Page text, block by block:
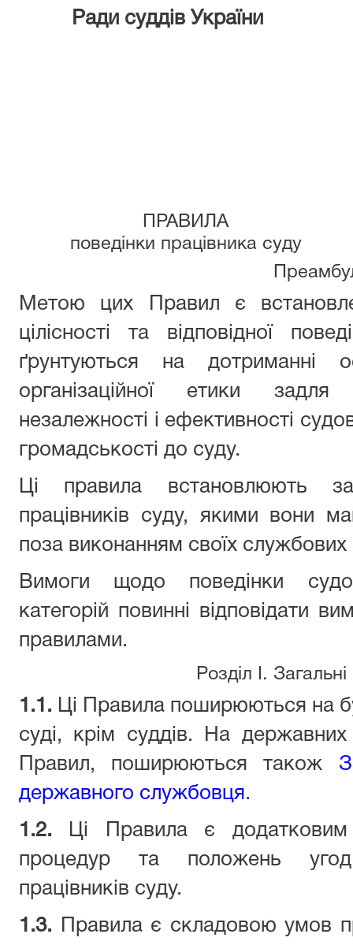
Ради суддів України
ПРАВИЛА
поведінки працівника суду
Метою цих Правил є
цілісності та відповідної
ґрунтуються на дотриманні
організаційної етики задля
незалежності і ефективності
громадськості до суду.
Ці правила встановлюють
працівників суду, якими вони
поза виконанням своїх службових
Вимоги щодо поведінки
категорій повинні відповідати
правилами.
Розділ I.
1.1. Ці Правила поширюються на
суді, крім суддів. На
Правил, поширюються також
державного службовця.
1.2. Ці Правила є додатковим
процедур та положень
працівників суду.
1.3. Правила є складовою умов